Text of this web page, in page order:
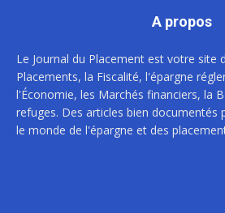
A propos
Le Journal du Placement est votre site
Placements, la Fiscalité, l'épargne
l'Économie, les Marchés financiers, la
refuges. Des articles bien documentés
le monde de l'épargne et des